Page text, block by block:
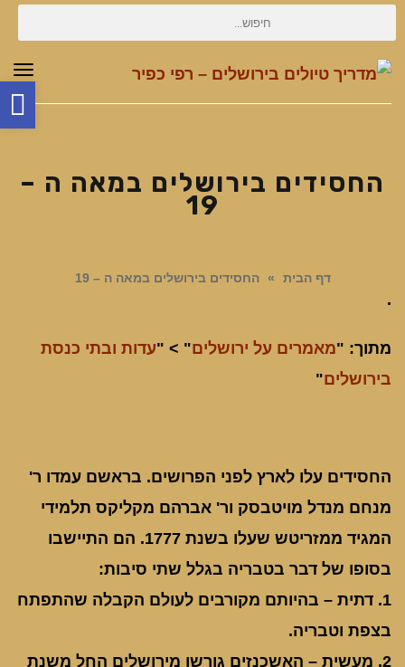
החסידים בירושלים במאה ה –
19
דף הבית » החסידים בירושלים במאה ה – 19
.
מתוך: "מאמרים על ירושלים" > "עדות ובתי כנסת
בירושלים"
החסידים עלו לארץ לפני הפרושים. בראשם עמדו ר'
מנחם מנדל מויטבסק ור' אברהם מקליקס תלמידי
המגיד ממזריטש שעלו בשנת 1777. הם התיישבו
בסופו של דבר בטבריה בגלל שתי סיבות:
1. דתית – בהיותם מקורבים לעולם הקבלה שהתפתח
בצפת וטבריה.
2. מעשית – האשכנזים גורשו מירושלים החל משנת